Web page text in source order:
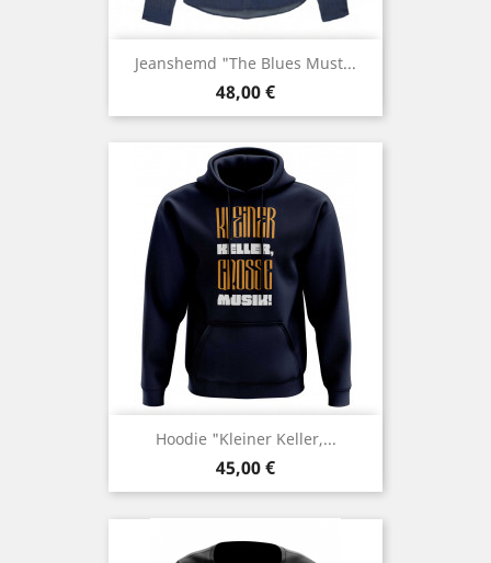
Jeanshemd "the Blues Must...
Preis
48,00 €
Hoodie "Kleiner Keller,...
Preis
45,00 €